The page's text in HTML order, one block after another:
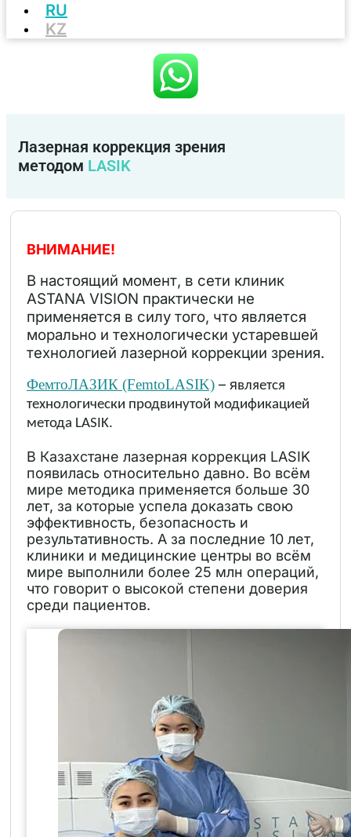
RU
KZ
Лазерная коррекция зрения
методом LASIK
ВНИМАНИЕ!
В настоящий момент, в сети клиник
ASTANA VISION практически не
применяется в силу того, что является
морально и технологически устаревшей
технологией лазерной коррекции зрения.
ФемтоЛАЗИК (FemtoLASIK) – является
технологически продвинутой модификацией
метода LASIK.
В Казахстане лазерная коррекция LASIK
появилась относительно давно. Во всём
мире методика применяется больше 30
лет, за которые успела доказать свою
эффективность, безопасность и
результативность. А за последние 10 лет,
клиники и медицинские центры во всём
мире выполнили более 25 млн операций,
что говорит о высокой степени доверия
среди пациентов.